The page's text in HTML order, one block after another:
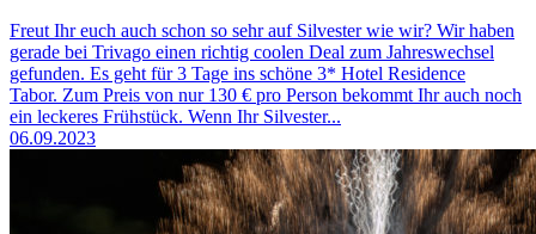
Freut Ihr euch auch schon so sehr auf Silvester wie wir? Wir haben
gerade bei Trivago einen richtig coolen Deal zum Jahreswechsel
gefunden. Es geht für 3 Tage ins schöne 3* Hotel Residence
Tabor. Zum Preis von nur 130 € pro Person bekommt Ihr auch noch
ein leckeres Frühstück. Wenn Ihr Silvester...
06.09.2023